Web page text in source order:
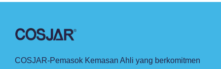
COSJAR-Pemasok Kemasan Ahli yang berkomitmen